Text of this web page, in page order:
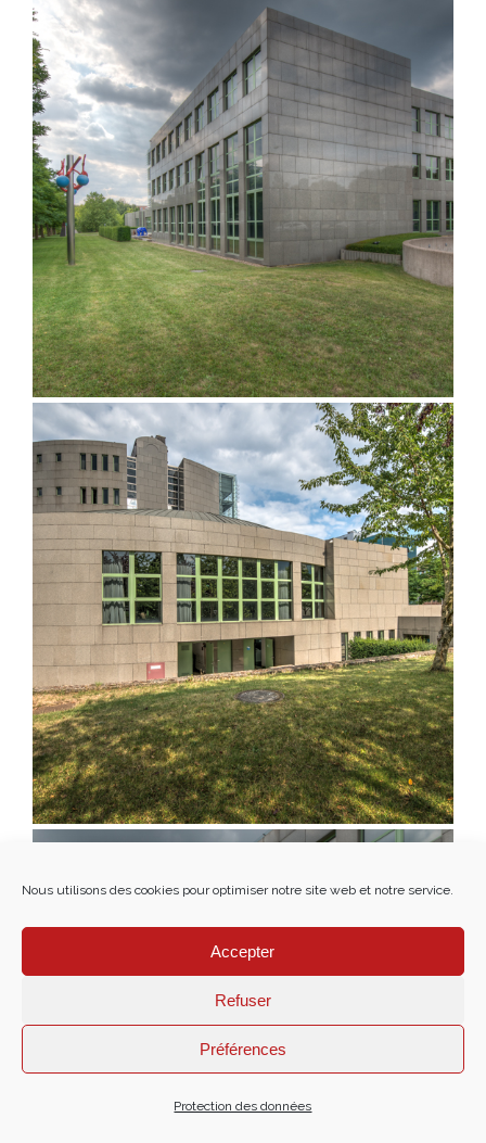
Nous utilisons des cookies pour optimiser notre site web et notre service.
Accepter
Refuser
Préférences
Protection des données